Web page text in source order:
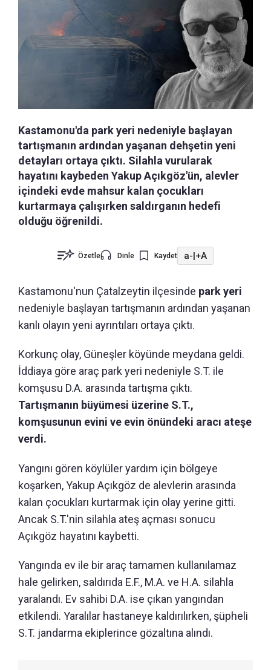
Kastamonu'da park yeri nedeniyle başlayan
tartışmanın ardından yaşanan dehşetin yeni
detayları ortaya çıktı. Silahla vurularak
hayatını kaybeden Yakup Açıkgöz'ün, alevler
içindeki evde mahsur kalan çocukları
kurtarmaya çalışırken saldırganın hedefi
olduğu öğrenildi.
Özetle Dinle Kaydet a-|+A
Kastamonu'nun Çatalzeytin ilçesinde park yeri
nedeniyle başlayan tartışmanın ardından yaşanan
kanlı olayın yeni ayrıntıları ortaya çıktı.
Korkunç olay, Güneşler köyünde meydana geldi.
İddiaya göre araç park yeri nedeniyle S.T. ile
komşusu D.A. arasında tartışma çıktı.
Tartışmanın büyümesi üzerine S.T.,
komşusunun evini ve evin önündeki aracı ateşe
verdi.
Yangını gören köylüler yardım için bölgeye
koşarken, Yakup Açıkgöz de alevlerin arasında
kalan çocukları kurtarmak için olay yerine gitti.
Ancak S.T.'nin silahla ateş açması sonucu
Açıkgöz hayatını kaybetti.
Yangında ev ile bir araç tamamen kullanılamaz
hale gelirken, saldırıda E.F., M.A. ve H.A. silahla
yaralandı. Ev sahibi D.A. ise çıkan yangından
etkilendi. Yaralılar hastaneye kaldırılırken, şüpheli
S.T. jandarma ekiplerince gözaltına alındı.